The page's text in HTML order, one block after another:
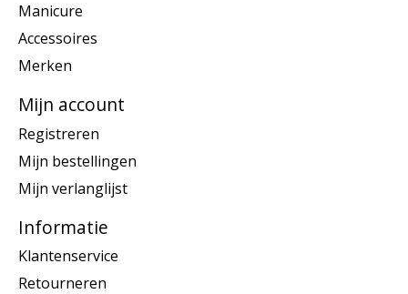
Manicure
Accessoires
Merken
Mijn account
Registreren
Mijn bestellingen
Mijn verlanglijst
Informatie
Klantenservice
Retourneren